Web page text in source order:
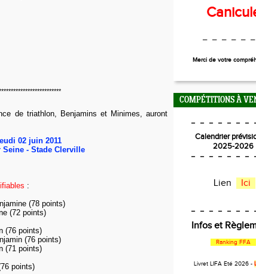
de triathlon, Benjamins et Minimes, auront
02 juin 2011
Seine - Stade Clerville
:
(78 points)
(72 points)
(76 points)
(76 points)
(71 points)
points)
Merci de votre
COMPÉTITIONS À
_ _ _ _ _ _ _
Calendrier
2025-2026
_ _ _ _ _ _ _
Lien Ici
_ _ _ _ _ _ _
Infos et
Ranking FFA
Livret LIFA Eté 2026 -